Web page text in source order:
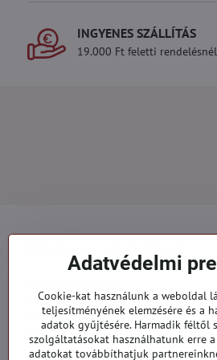
INGYENES SZÁLLÍTÁS
19.000 Ft feletti rendelésnél
Általános szerződési feltételek
Személyes adatok védelme
Reklamációs űrlap
Kapcsolatt
Adatvédelmi
Cookie-kat használunk a weboldal
teljesítményének elemzésére és a
adatok gyűjtésére. Harmadik féltől
szolgáltatásokat használhatunk erre
adatokat továbbíthatjuk